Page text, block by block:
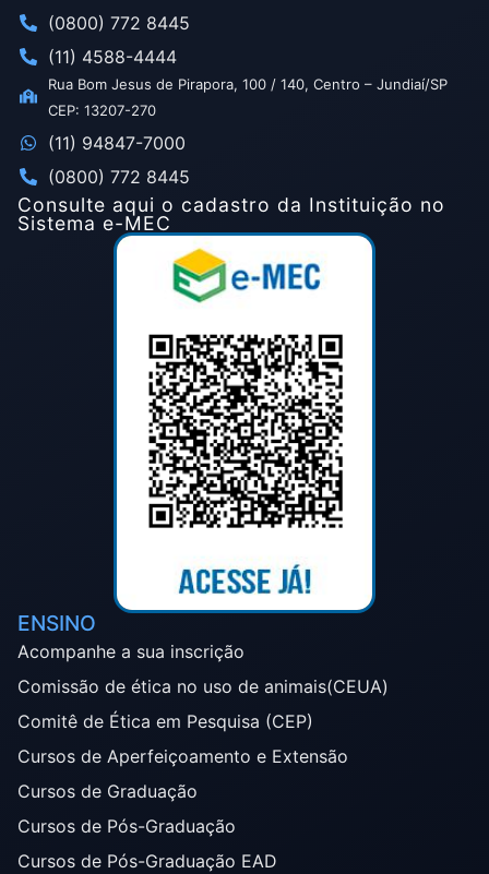
(0800) 772 8445
(11) 4588-4444
Rua Bom Jesus de Pirapora, 100 / 140, Centro – Jundiaí/SP
CEP: 13207-270
(11) 94847-7000
(0800) 772 8445
Consulte aqui o cadastro da Instituição no
Sistema e-MEC
ENSINO
Acompanhe a sua inscrição
Comissão de ética no uso de animais(CEUA)
Comitê de Ética em Pesquisa (CEP)
Cursos de Aperfeiçoamento e Extensão
Cursos de Graduação
Cursos de Pós-Graduação
Cursos de Pós-Graduação EAD